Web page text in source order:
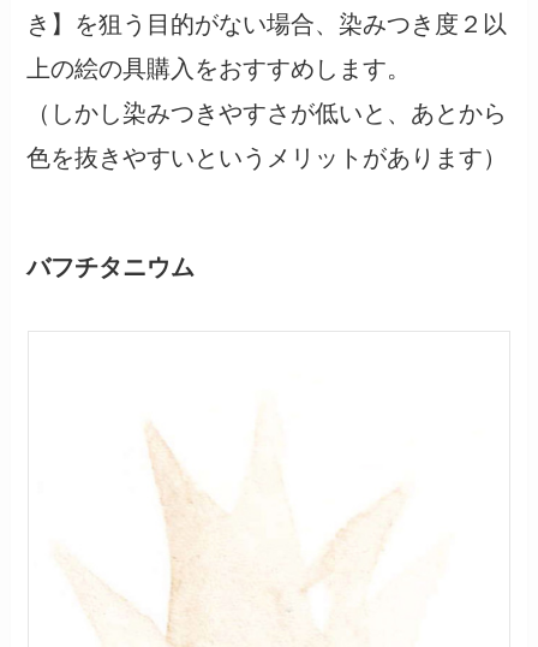
き】を狙う目的がない場合、染みつき度２以
上の絵の具購入をおすすめします。
（しかし染みつきやすさが低いと、あとから
色を抜きやすいというメリットがあります）
バフチタニウム